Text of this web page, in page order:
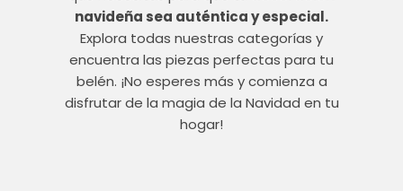
navideña sea auténtica y especial.
Explora todas nuestras categorías y
encuentra las piezas perfectas para tu
belén. ¡No esperes más y comienza a
disfrutar de la magia de la Navidad en tu
hogar!